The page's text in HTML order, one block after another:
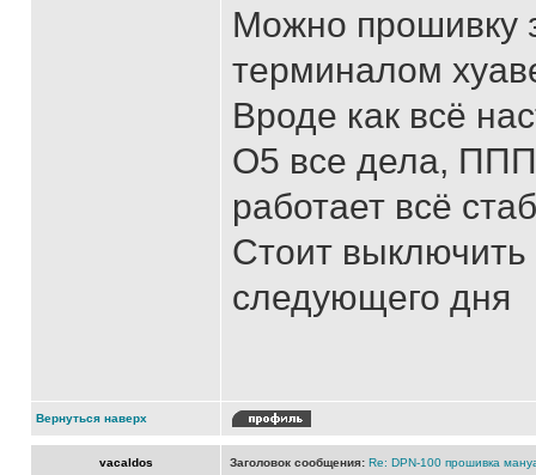
Можно прошивку
терминалом
Вроде как всё
О5 все дела,
работает всё
Стоит выключить
следующего дня
Вернуться наверх
vacaldos Заголовок сообщения: Re: DPN-100 прошивка